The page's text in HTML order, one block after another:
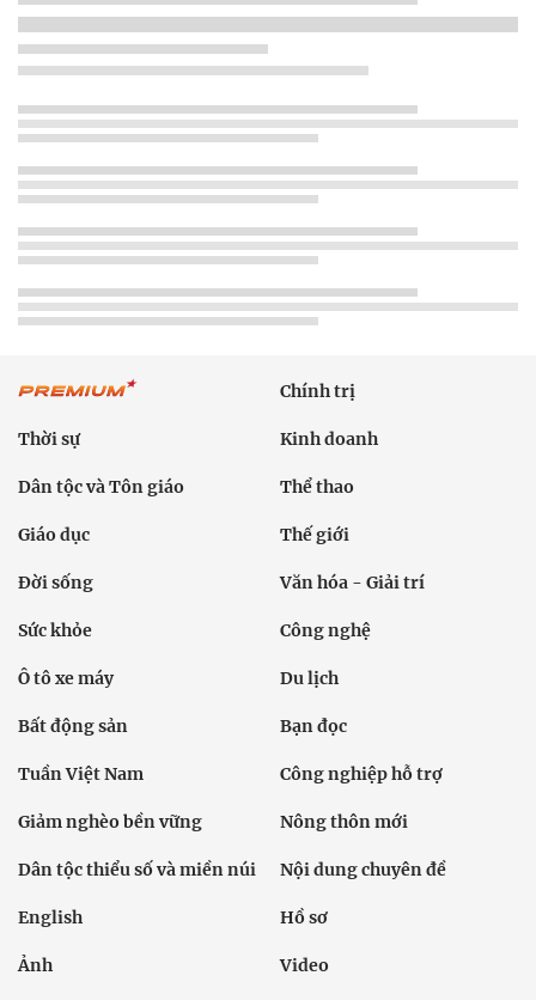
Chính trị
Thời sự Kinh doanh
Dân tộc và Tôn giáo Thể thao
Giáo dục Thế giới
Đời sống Văn hóa - Giải trí
Sức khỏe Công nghệ
Ô tô xe máy Du lịch
Bất động sản Bạn đọc
Tuần Việt Nam Công nghiệp hỗ trợ
Giảm nghèo bền vững Nông thôn mới
Dân tộc thiểu số và miền núi Nội dung chuyên đề
English Hồ sơ
Ảnh Video